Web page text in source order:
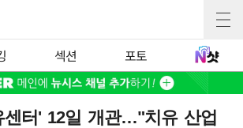
섹션 포토
센터' 12일 개관…"치유 산업